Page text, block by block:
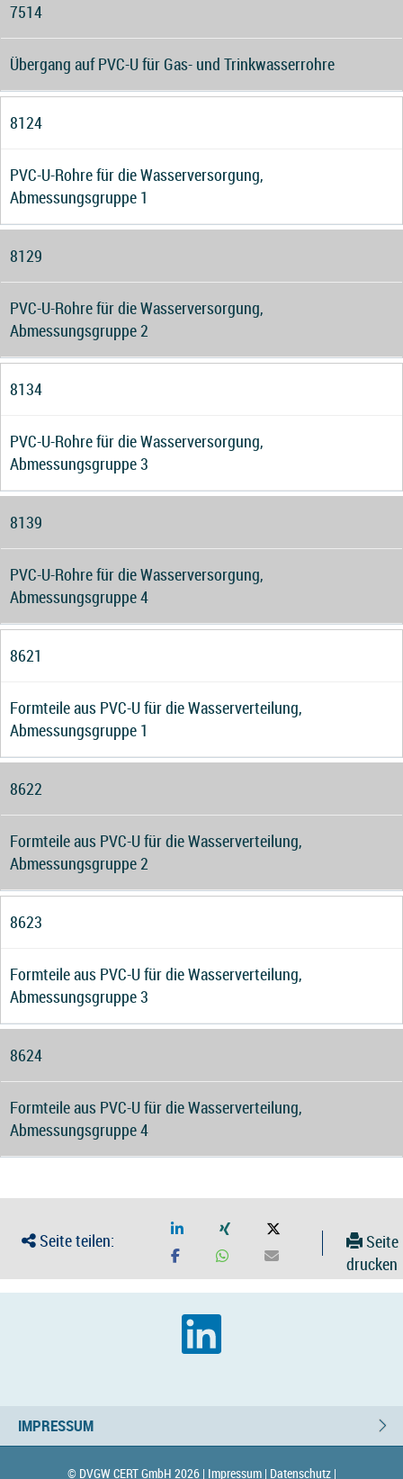
7514
Übergang auf PVC-U für Gas- und Trinkwasserrohre
8124
PVC-U-Rohre für die Wasserversorgung,
Abmessungsgruppe 1
8129
PVC-U-Rohre für die Wasserversorgung,
Abmessungsgruppe 2
8134
PVC-U-Rohre für die Wasserversorgung,
Abmessungsgruppe 3
8139
PVC-U-Rohre für die Wasserversorgung,
Abmessungsgruppe 4
8621
Formteile aus PVC-U für die Wasserverteilung,
Abmessungsgruppe 1
8622
Formteile aus PVC-U für die Wasserverteilung,
Abmessungsgruppe 2
8623
Formteile aus PVC-U für die Wasserverteilung,
Abmessungsgruppe 3
8624
Formteile aus PVC-U für die Wasserverteilung,
Abmessungsgruppe 4
Seite teilen:
Seite
drucken
IMPRESSUM
© DVGW CERT GmbH 2026 | Impressum | Datenschutz |